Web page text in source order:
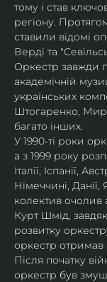
тому і став
регіону.
ставили відомі
Верді та
Оркестр завжди
академічній
українських
Штогаренко,
багато інших.
У 1990-ті роки
а з 1999 року
Італії, Іспанії,
Німеччині, Данії,
колектив очолив
Курт Шмід,
розвитку
оркестр отримав
Після початку
оркестр був